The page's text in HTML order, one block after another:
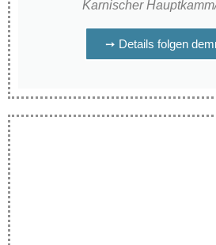
Karnischer
➙ Details folgen